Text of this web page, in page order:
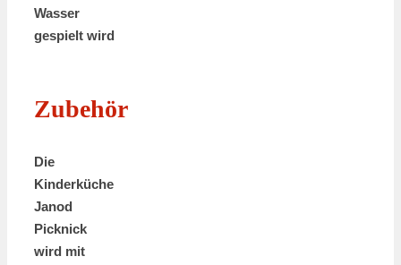
Wasser
gespielt wird
Zubehör
Die
Kinderküche
Janod
Picknick
wird mit